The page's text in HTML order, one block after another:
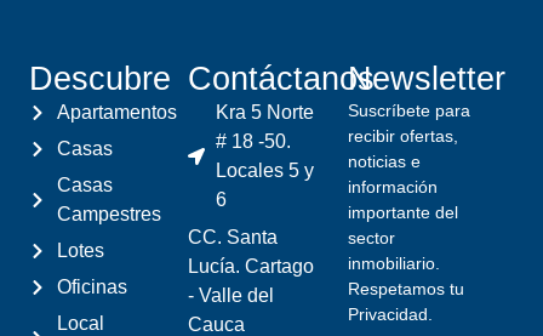
Descubre
Apartamentos
Casas
Casas
Campestres
Lotes
Oficinas
Local
Contáctanos
Kra 5 Norte
# 18 -50.
Locales 5 y
6
CC. Santa
Lucía. Cartago
- Valle del
Cauca
Newsletter
Suscríbete para
recibir ofertas,
noticias e
información
importante del
sector
inmobiliario.
Respetamos tu
Privacidad.